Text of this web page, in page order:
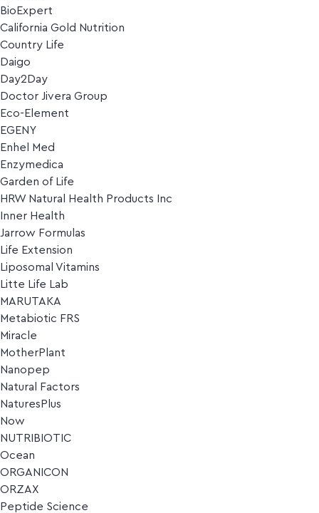
BioExpert
California Gold Nutrition
Country Life
Daigo
Day2Day
Doctor Jivera Group
Eco-Element
EGENY
Enhel Med
Enzymedica
Garden of Life
HRW Natural Health Products Inc
Inner Health
Jarrow Formulas
Life Extension
Liposomal Vitamins
Litte Life Lab
MARUTAKA
Metabiotic FRS
Miracle
MotherPlant
Nanopep
Natural Factors
NaturesPlus
Now
NUTRIBIOTIC
Ocean
ORGANICON
ORZAX
Peptide Science